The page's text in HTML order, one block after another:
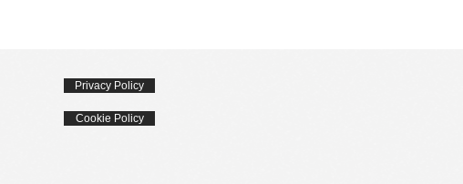
Privacy Policy
Cookie Policy